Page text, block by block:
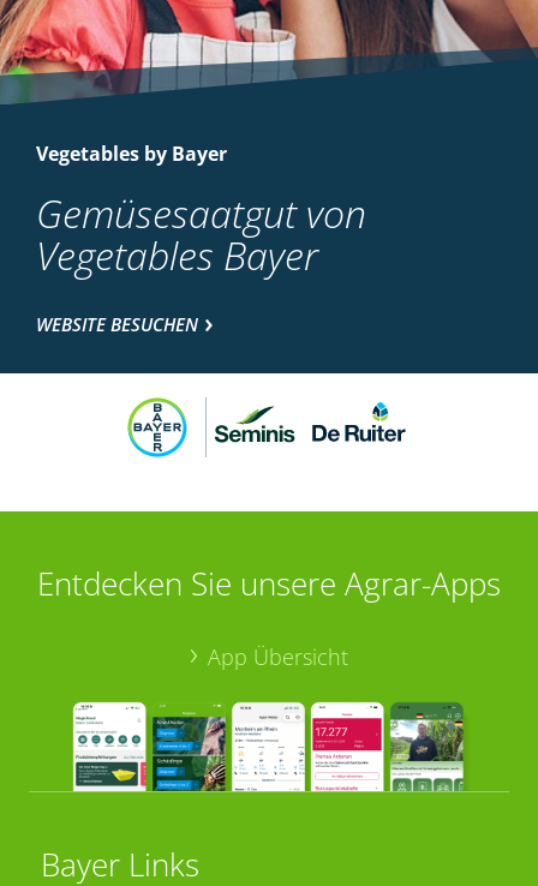
Vegetables by Bayer
Gemüsesaatgut von
Vegetables Bayer
WEBSITE BESUCHEN
Entdecken Sie unsere Agrar-Apps
App Übersicht
Bayer Links